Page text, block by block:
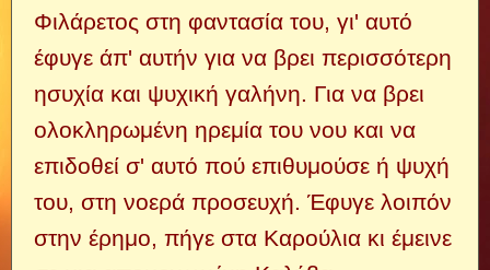
Φιλάρετος στη φαντασία του, γι' αυτό
έφυγε άπ' αυτήν για να βρει περισσότερη
ησυχία και ψυχική γαλήνη. Για να βρει
ολοκληρωμένη ηρεμία του νου και να
επιδοθεί σ' αυτό πού επιθυμούσε ή ψυχή
του, στη νοερά προσευχή. Έφυγε λοιπόν
στην έρημο, πήγε στα Καρούλια κι έμεινε